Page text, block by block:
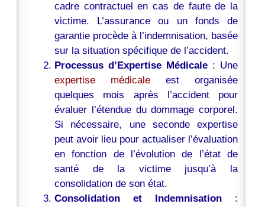
cadre contractuel en cas de faute de la
victime. L’assurance ou un fonds de
garantie procède à l’indemnisation, basée
sur la situation spécifique de l’accident.
Processus d’Expertise Médicale : Une
expertise médicale est organisée
quelques mois après l’accident pour
évaluer l’étendue du dommage corporel.
Si nécessaire, une seconde expertise
peut avoir lieu pour actualiser l’évaluation
en fonction de l’évolution de l’état de
santé de la victime jusqu’à la
consolidation de son état.
Consolidation et Indemnisation :